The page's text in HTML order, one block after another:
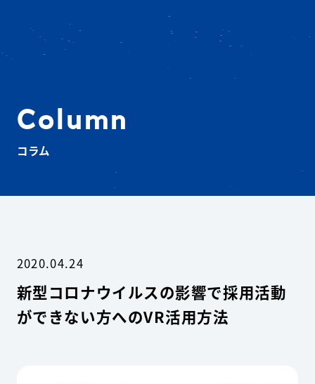
Column
コラム
2020.04.24
新型コロナウイルスの影響で採用活動
ができない方へのVR活用方法